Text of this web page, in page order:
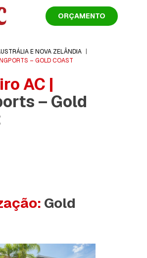
ORÇAMENTO
E NOVA ZELÂNDIA
– GOLD COAST
AC |
– Gold
Gold